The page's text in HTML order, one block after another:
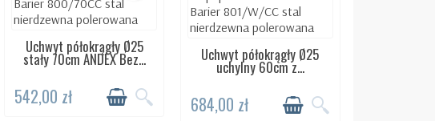
DOSTĘPNY 24H
Uchwyt półokrągły Ø25
stały 70cm ANDEX Bez...
542,00 zł
DOSTĘPNY 24H
Uchwyt półokrągły Ø25
uchylny 60cm z...
684,00 zł